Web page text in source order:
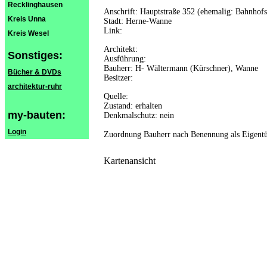
Recklinghausen
Kreis Unna
Kreis Wesel
Sonstiges:
Bücher & DVDs
architektur-ruhr
my-bauten:
Login
Anschrift: Hauptstraße 352 (ehemalig:
Stadt: Herne-Wanne
Link:
Architekt:
Ausführung:
Bauherr: H- Wältermann (Kürschner), Wanne
Besitzer:
Quelle:
Zustand: erhalten
Denkmalschutz: nein
Zuordnung Bauherr nach Benennung als
Kartenansicht